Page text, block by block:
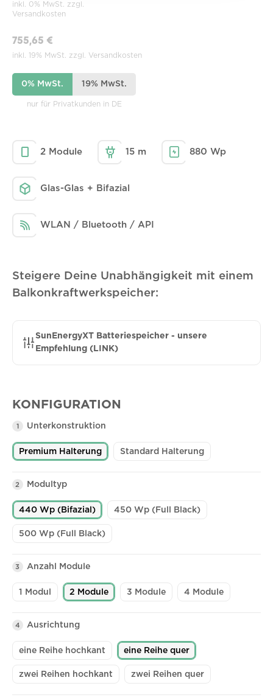
inkl. 0% MwSt. zzgl.
Versandkosten
755,65 €
inkl. 19% MwSt. zzgl. Versandkosten
0% MwSt. 19% MwSt.
nur für Privatkunden in DE
2 Module 15 m 880 Wp
Glas-Glas + Bifazial
WLAN / Bluetooth / API
Steigere Deine Unabhängigkeit mit einem
Balkonkraftwerkspeicher:
SunEnergyXT Batteriespeicher - unsere
Empfehlung (LINK)
KONFIGURATION
1 Unterkonstruktion
Premium Halterung Standard Halterung
2 Modultyp
440 Wp (Bifazial) 450 Wp (Full Black)
500 Wp (Full Black)
3 Anzahl Module
1 Modul 2 Module 3 Module 4 Module
4 Ausrichtung
eine Reihe hochkant eine Reihe quer
zwei Reihen hochkant zwei Reihen quer